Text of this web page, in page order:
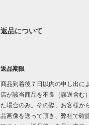
返品について
返品期限
商品到着後７日以内の申し出に
店が該当商品を不良（誤送含む
た場合のみ。その際、お客様か
品画像を送って頂き、弊社で確